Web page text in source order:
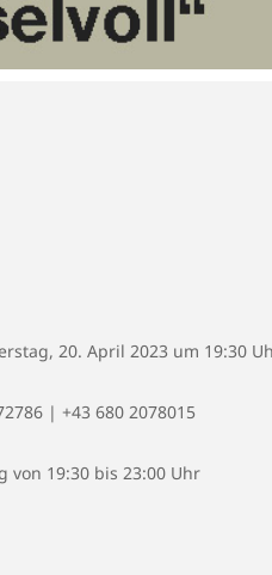
20. April 2023 um 19:30
| +43 680 2078015
von 19:30 bis 23:00 Uhr